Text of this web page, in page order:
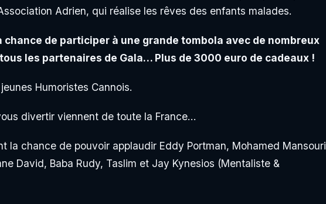
Adrien, qui réalise les rêves des enfants malades.
de participer à une grande tombola avec de nombreux
les partenaires de Gala… Plus de 3000 euro de cadeaux !
Humoristes Cannois.
divertir viennent de toute la France…
la chance de pouvoir applaudir Eddy Portman, Mohamed Mansouri
David, Baba Rudy, Taslim et Jay Kynesios (Mentaliste &